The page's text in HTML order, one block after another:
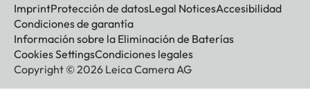
ImprintProtección de datosLegal NoticesAccesibilidad
Condiciones de garantía
Información sobre la Eliminación de Baterías
Cookies SettingsCondiciones legales
Copyright © 2026 Leica Camera AG